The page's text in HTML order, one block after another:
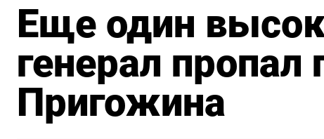
Еще один
генерал
Пригожина